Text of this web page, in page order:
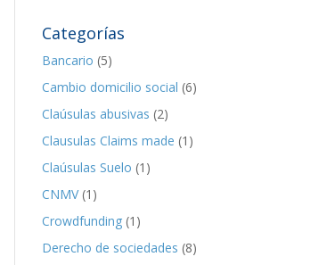
Categorías
Bancario (5)
Cambio domicilio social (6)
Claúsulas abusivas (2)
Clausulas Claims made (1)
Claúsulas Suelo (1)
CNMV(1)
Crowdfunding (1)
Derecho de sociedades (8)